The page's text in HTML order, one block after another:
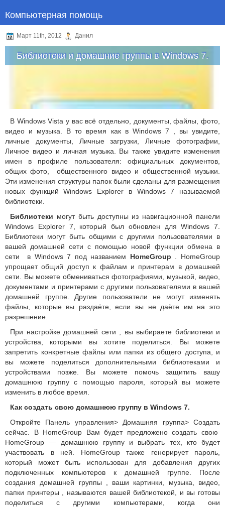
Компьютерная помощь
Март 11th, 2012 Данил
Библиотеки и домашние группы в Windows 7.
В Windows Vista у вас всё отдельно, документы, файлы, фото,
видео и музыка. В то время как в Windows 7 , вы увидите,
личные документы, Личные загрузки, Личные фотографии,
Личное видео и личная музыка. Вы также увидите изменения
имен в профиле пользователя: официальных документов,
общих фото, общественного видео и общественной музыки.
Эти изменения структуры папок были сделаны для размещения
новых функций Windows Explorer в Windows 7 называемой
библиотеки.
Библиотеки могут быть доступны из навигационной панели
Windows Explorer 7, который был обновлен для Windows 7.
Библиотеки могут быть общими с другими пользователями в
вашей домашней сети с помощью новой функции обмена в
сети в Windows 7 под названием HomeGroup . HomeGroup
упрощает общий доступ к файлам и принтерам в домашней
сети. Вы можете обмениваться фотографиями, музыкой, видео,
документами и принтерами с другими пользователями в вашей
домашней группе. Другие пользователи не могут изменять
файлы, которые вы раздаёте, если вы не даёте им на это
разрешение.
При настройке домашней сети , вы выбираете библиотеки и
устройства, которыми вы хотите поделиться. Вы можете
запретить конкретные файлы или папки из общего доступа, и
вы можете поделиться дополнительными библиотеками и
устройствами позже. Вы можете помочь защитить вашу
домашнюю группу с помощью пароля, который вы можете
изменить в любое время.
Как создать свою домашнюю группу в Windows 7.
Откройте Панель управления> Домашняя группа> Создать
сейчас. В HomeGroup Вам будет предложено создать свою
HomeGroup — домашнюю группу и выбрать тех, кто будет
участвовать в ней. HomeGroup также генерирует пароль,
который может быть использован для добавления других
подключенных компьютеров к домашней группе. После
создания домашней группы , ваши картинки, музыка, видео,
папки принтеры , называются вашей библиотекой, и вы готовы
поделиться с другими компьютерами, когда они